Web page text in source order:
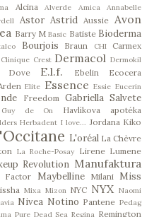
Alcina Alverde Amica
Annabelle
Astor Astrid Aussie Avon
Barry M Basic Batiste Bioderma
Bourjois Braun CHI Carmex
Clinique Crest Dermacol Dermokil
Dove E.l.f. Ebelin
Ecocera
Elite Essence Essie Eucerin
Freedom Gabriella Salvete
Guy de On Havlíkova apotéka
Herbadent I love... Jordana Kiko
L'oréal La Chèvre
La Roche-Posay Lirene Lumene
Revolution Manufaktura
Factor Maybelline Milani
Miss
Mixa Mizon NYC NYX Naomi
Nivea Notino Pantene Pedag
Pure Dead Sea Regina Remington